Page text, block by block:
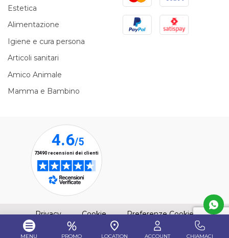
MENU PROMO LOCATION ACCOUNT CHIAMACI
Estetica
Alimentazione
Igiene e cura persona
Articoli sanitari
Amico Animale
Mamma e Bambino
PayPal Satispay
Privacy(apre una nuova finestra)
Cookie(apre una nuova finestra)
Preferenze Cookie